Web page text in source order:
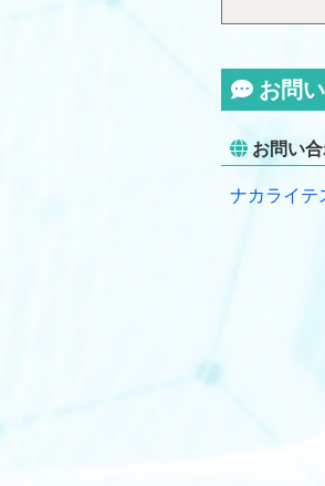
お問
お問い
ナカライテ